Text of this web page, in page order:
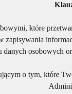
które
zapisywania
danych osobowych
o tym, które